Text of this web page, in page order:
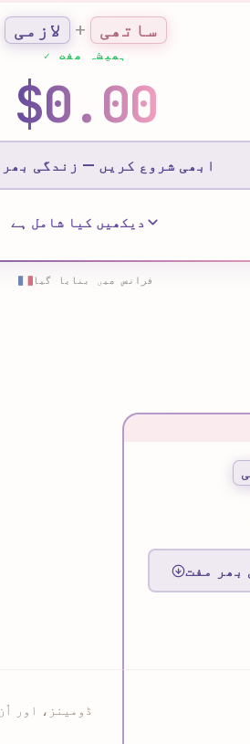
لازمی + ساتھی
ہمیشہ مفت
$0.00
ابھی شروع کریں — زندگی
دیکھیں کیا شامل ہے
فرانس میں بنایا گیا
بھر مفت